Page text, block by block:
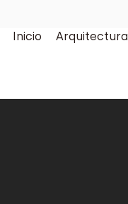
Inicio Arquitectura